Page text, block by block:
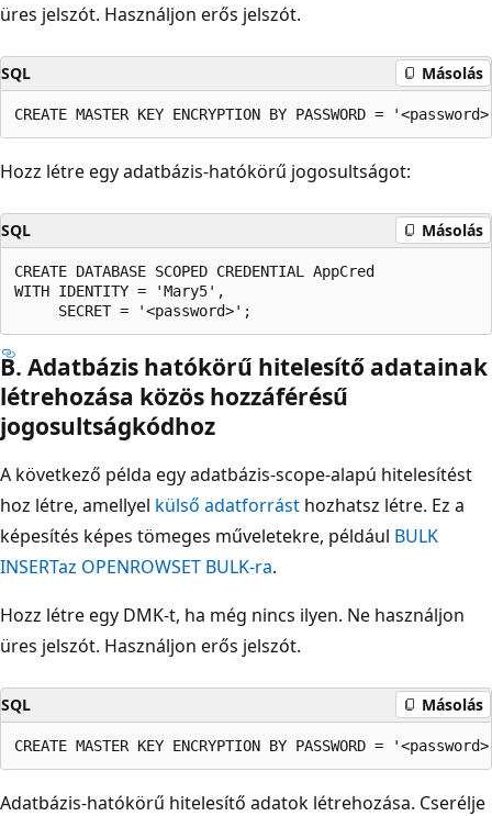
üres jelszót. Használjon erős jelszót.
SQL Másolás
Hozz létre egy adatbázis-hatókörű jogosultságot:
SQL Másolás
CREATE DATABASE SCOPED CREDENTIAL AppCred
WITH IDENTITY = 'Mary5',
B. Adatbázis hatókörű hitelesítő adatainak
létrehozása közös hozzáférésű
jogosultságkódhoz
A következő példa egy adatbázis-scope-alapú hitelesítést
hoz létre, amellyel külső adatforrást hozhatsz létre. Ez a
képesítés képes tömeges műveletekre, például BULK
INSERTaz OPENROWSET BULK-ra.
Hozz létre egy DMK-t, ha még nincs ilyen. Ne használjon
üres jelszót. Használjon erős jelszót.
SQL Másolás
Adatbázis-hatókörű hitelesítő adatok létrehozása. Cserélje